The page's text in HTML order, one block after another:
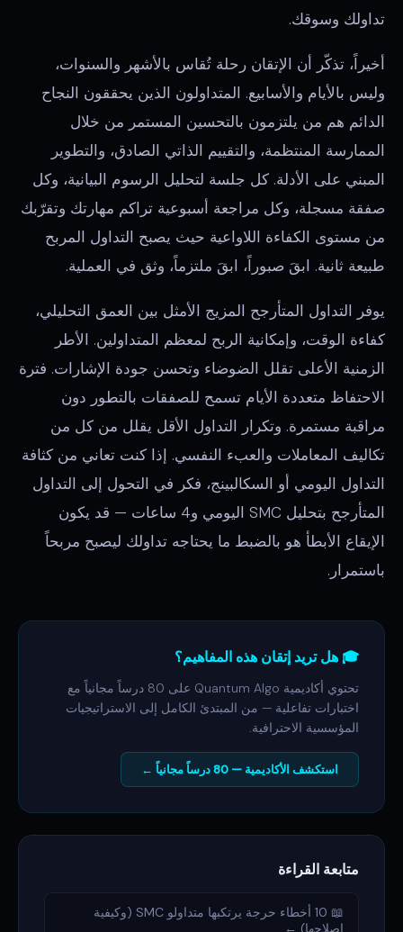
تداولك وسوقك.
أخيراً، تذكّر أن الإتقان رحلة تُقاس بالأشهر والسنوات،
وليس بالأيام والأسابيع. المتداولون الذين يحققون النجاح
الدائم هم من يلتزمون بالتحسين المستمر من خلال
الممارسة المنتظمة، والتقييم الذاتي الصادق، والتطوير
المبني على الأدلة. كل جلسة لتحليل الرسوم البيانية، وكل
صفقة مسجلة، وكل مراجعة أسبوعية تراكم مهارتك وتقرّبك
من مستوى الكفاءة اللاواعية حيث يصبح التداول المربح
طبيعة ثانية. ابقَ صبوراً، ابقَ ملتزماً، وثق في العملية.
يوفر التداول المتأرجح المزيج الأمثل بين العمق التحليلي،
كفاءة الوقت، وإمكانية الربح لمعظم المتداولين. الأطر
الزمنية الأعلى تقلل الضوضاء وتحسن جودة الإشارات. فترة
الاحتفاظ متعددة الأيام تسمح للصفقات بالتطور دون
مراقبة مستمرة. وتكرار التداول الأقل يقلل من كل من
تكاليف المعاملات والعبء النفسي. إذا كنت تعاني من كثافة
التداول اليومي أو السكالبينج، فكر في التحول إلى التداول
المتأرجح بتحليل SMC اليومي و4 ساعات — قد يكون
الإيقاع الأبطأ هو بالضبط ما يحتاجه تداولك ليصبح مربحاً
باستمرار.
🎓 هل تريد إتقان هذه المفاهيم؟
تحتوي أكاديمية Quantum Algo على 80 درساً مجانياً مع
اختبارات تفاعلية — من المبتدئ الكامل إلى الاستراتيجيات
المؤسسية الاحترافية.
استكشف الأكاديمية — 80 درساً مجانياً ←
متابعة القراءة
📖 10 أخطاء حرجة يرتكبها متداولو SMC (وكيفية
إصلاحها) ←